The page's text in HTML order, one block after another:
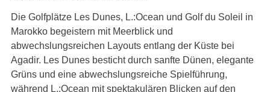
Die Golfplätze Les Dunes, L.:Ocean und Golf du Soleil in
Marokko begeistern mit Meerblick und
abwechslungsreichen Layouts entlang der Küste bei
Agadir. Les Dunes besticht durch sanfte Dünen, elegante
Grüns und eine abwechslungsreiche Spielführung,
während L.:Ocean mit spektakulären Blicken auf den